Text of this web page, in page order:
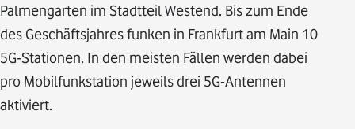
Palmengarten im Stadtteil Westend. Bis zum Ende
des Geschäftsjahres funken in Frankfurt am Main 10
5G-Stationen. In den meisten Fällen werden dabei
pro Mobilfunkstation jeweils drei 5G-Antennen
aktiviert.